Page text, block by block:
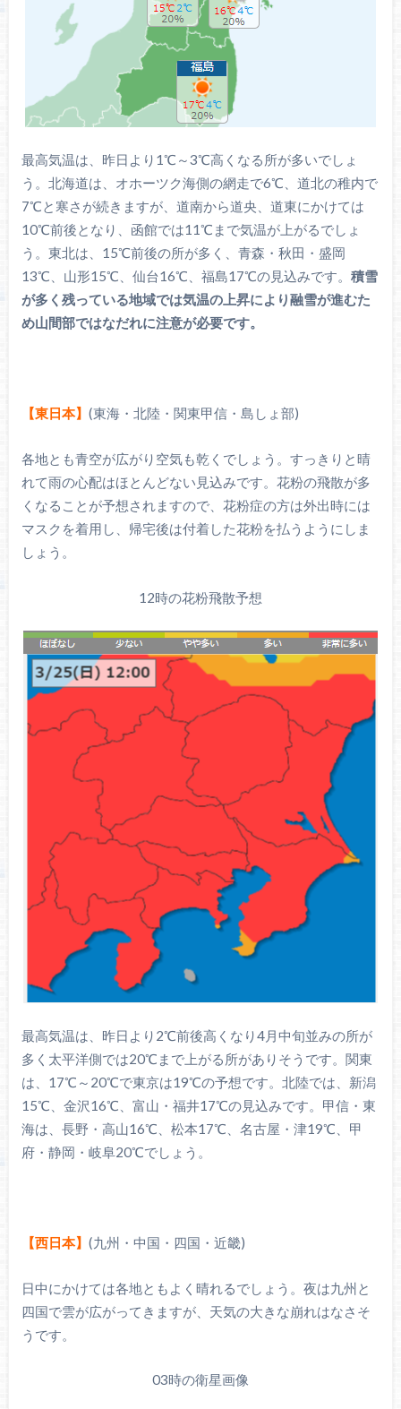
最高気温は、昨日より1℃～3℃高くなる所が多いでしょ
う。北海道は、オホーツク海側の網走で6℃、道北の稚内で
7℃と寒さが続きますが、道南から道央、道東にかけては
10℃前後となり、函館では11℃まで気温が上がるでしょ
う。東北は、15℃前後の所が多く、青森・秋田・盛岡
13℃、山形15℃、仙台16℃、福島17℃の見込みです。 積雪
が多く残っている地域では気温の上昇により融雪が進むた
め山間部ではなだれに注意が必要です。
【東日本】 (東海・北陸・関東甲信・島しょ部)
各地とも青空が広がり空気も乾くでしょう。すっきりと晴
れて雨の心配はほとんどない見込みです。花粉の飛散が多
くなることが予想されますので、花粉症の方は外出時には
マスクを着用し、帰宅後は付着した花粉を払うようにしま
しょう。
12時の花粉飛散予想
最高気温は、昨日より2℃前後高くなり4月中旬並みの所が
多く太平洋側では20℃まで上がる所がありそうです。関東
は、17℃～20℃で東京は19℃の予想です。北陸では、新潟
15℃、金沢16℃、富山・福井17℃の見込みです。甲信・東
海は、長野・高山16℃、松本17℃、名古屋・津19℃、甲
府・静岡・岐阜20℃でしょう。
【西日本】 (九州・中国・四国・近畿)
日中にかけては各地ともよく晴れるでしょう。夜は九州と
四国で雲が広がってきますが、天気の大きな崩れはなさそ
うです。
03時の衛星画像